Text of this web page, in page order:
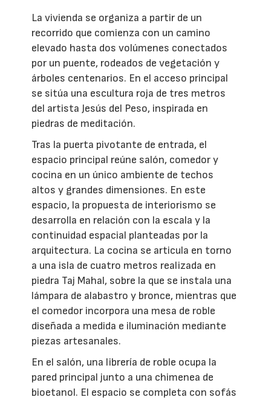
La vivienda se organiza a partir de un
recorrido que comienza con un camino
elevado hasta dos volúmenes conectados
por un puente, rodeados de vegetación y
árboles centenarios. En el acceso principal
se sitúa una escultura roja de tres metros
del artista Jesús del Peso, inspirada en
piedras de meditación.
Tras la puerta pivotante de entrada, el
espacio principal reúne salón, comedor y
cocina en un único ambiente de techos
altos y grandes dimensiones. En este
espacio, la propuesta de interiorismo se
desarrolla en relación con la escala y la
continuidad espacial planteadas por la
arquitectura. La cocina se articula en torno
a una isla de cuatro metros realizada en
piedra Taj Mahal, sobre la que se instala una
lámpara de alabastro y bronce, mientras que
el comedor incorpora una mesa de roble
diseñada a medida e iluminación mediante
piezas artesanales.
En el salón, una librería de roble ocupa la
pared principal junto a una chimenea de
bioetanol. El espacio se completa con sofás